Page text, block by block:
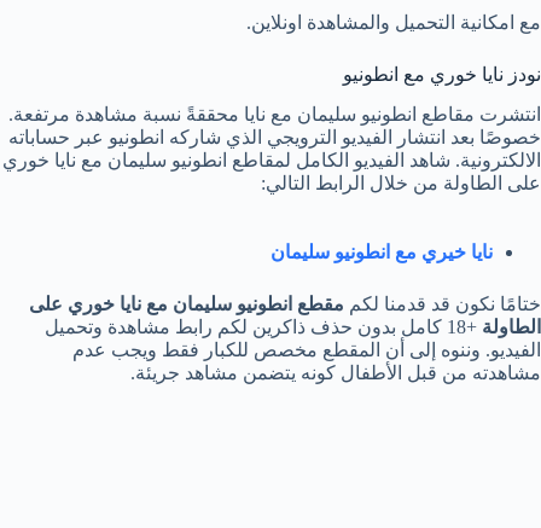
مع امكانية التحميل والمشاهدة اونلاين.
نودز نايا خوري مع انطونيو
انتشرت مقاطع انطونيو سليمان مع نايا محققةً نسبة مشاهدة مرتفعة.
خصوصًا بعد انتشار الفيديو الترويجي الذي شاركه انطونيو عبر حساباته
الالكترونية. شاهد الفيديو الكامل لمقاطع انطونيو سليمان مع نايا خوري
على الطاولة من خلال الرابط التالي:
نايا خيري مع انطونيو سليمان
ختامًا نكون قد قدمنا لكم مقطع انطونيو سليمان مع نايا خوري على
الطاولة
+18 كامل بدون حذف ذاكرين لكم رابط مشاهدة وتحميل
الفيديو. وننوه إلى أن المقطع مخصص للكبار فقط ويجب عدم
مشاهدته من قبل الأطفال كونه يتضمن مشاهد جريئة.